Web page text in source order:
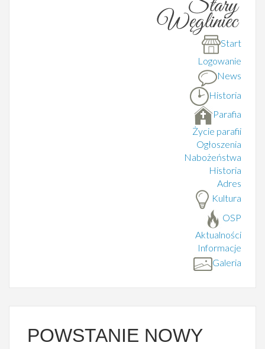
Start
Logowanie
News
Historia
Parafia
Życie parafii
Ogłoszenia
Nabożeństwa
Historia
Adres
Kultura
OSP
Aktualności
Informacje
Galeria
POWSTANIE NOWY